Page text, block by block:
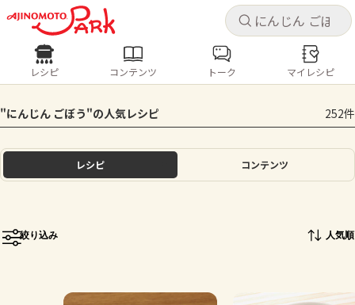
キャ
ログインするとレシピを保存できます
ログイン
ホーム
キャ
レシピ コンテンツ
人気の食材・レシピ
きゅうり なす トマト とうもろこし
ピーマン
レシピ コンテンツ トーク マイレシピ
"にんじん ごぼう"の人気レシピ 252件
レシピ コンテンツ
絞り込み 人気順